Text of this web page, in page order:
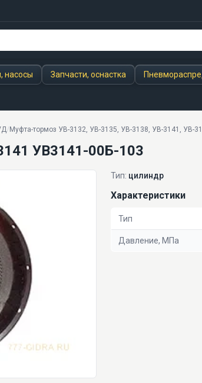
насосы Запчасти, оснастка
/ Муфта-тормоз УВ-3132, УВ-3135, УВ-3138, УВ-3141, УВ-
103
УВ3141-00Б-103
Тип: цилиндр
Характеристики
Тип
Давление, МПа